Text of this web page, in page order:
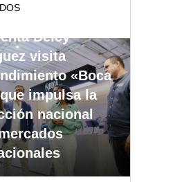
Delcy
visita
«Boca
impulsa la
nacional